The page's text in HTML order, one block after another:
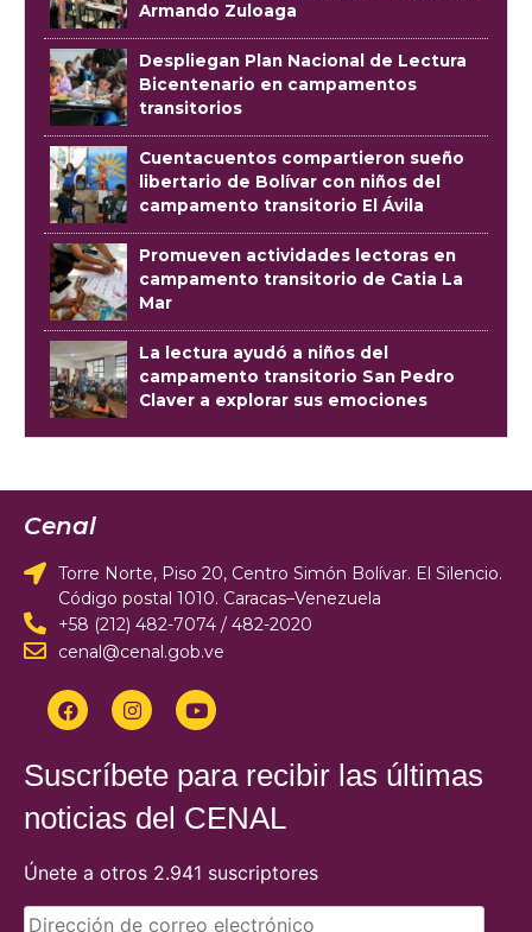
Armando Zuloaga
Despliegan Plan Nacional de Lectura
Bicentenario en campamentos
transitorios
Cuentacuentos compartieron sueño
libertario de Bolívar con niños del
campamento transitorio El Ávila
Promueven actividades lectoras en
campamento transitorio de Catia La
Mar
La lectura ayudó a niños del
campamento transitorio San Pedro
Claver a explorar sus emociones
Cenal
Torre Norte, Piso 20, Centro Simón Bolívar. El Silencio.
Código postal 1010. Caracas–Venezuela
+58 (212) 482-7074 / 482-2020
cenal@cenal.gob.ve
Suscríbete para recibir las últimas
noticias del CENAL
Únete a otros 2.941 suscriptores